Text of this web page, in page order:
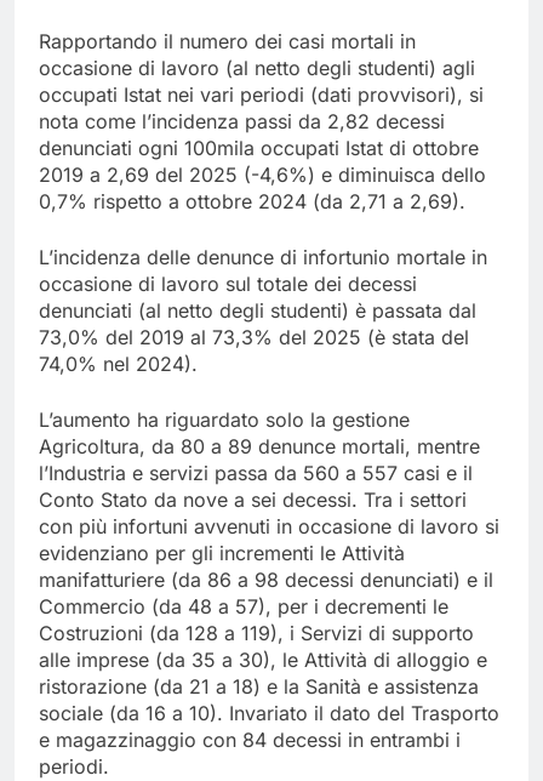
Rapportando il numero dei casi mortali in
occasione di lavoro (al netto degli studenti) agli
occupati Istat nei vari periodi (dati provvisori), si
nota come l’incidenza passi da 2,82 decessi
denunciati ogni 100mila occupati Istat di ottobre
2019 a 2,69 del 2025 (-4,6%) e diminuisca dello
0,7% rispetto a ottobre 2024 (da 2,71 a 2,69).
L’incidenza delle denunce di infortunio mortale in
occasione di lavoro sul totale dei decessi
denunciati (al netto degli studenti) è passata dal
73,0% del 2019 al 73,3% del 2025 (è stata del
74,0% nel 2024).
L’aumento ha riguardato solo la gestione
Agricoltura, da 80 a 89 denunce mortali, mentre
l’Industria e servizi passa da 560 a 557 casi e il
Conto Stato da nove a sei decessi. Tra i settori
con più infortuni avvenuti in occasione di lavoro si
evidenziano per gli incrementi le Attività
manifatturiere (da 86 a 98 decessi denunciati) e il
Commercio (da 48 a 57), per i decrementi le
Costruzioni (da 128 a 119), i Servizi di supporto
alle imprese (da 35 a 30), le Attività di alloggio e
ristorazione (da 21 a 18) e la Sanità e assistenza
sociale (da 16 a 10). Invariato il dato del Trasporto
e magazzinaggio con 84 decessi in entrambi i
periodi.